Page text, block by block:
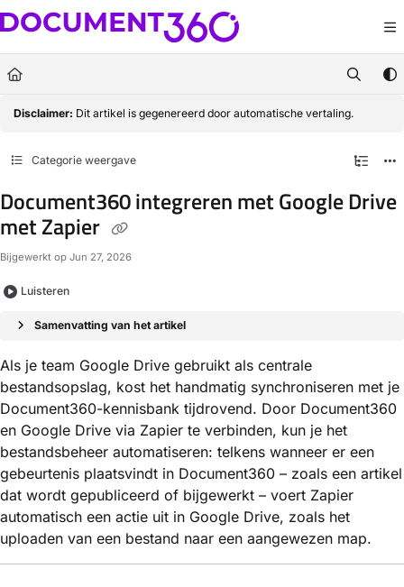
Documentation Index
Fetch the complete documentation index at:https://docs.document360.com/
Use this file to discover all available pages before exploring further.
Disclaimer: Dit artikel is gegenereerd door automatische vertaling.
Categorie weergave
Document360 integreren met Google Drive
met Zapier
Bijgewerkt op Jun 27, 2026
Luisteren
Samenvatting van het artikel
Als je team Google Drive gebruikt als centrale
bestandsopslag, kost het handmatig synchroniseren met je
Document360-kennisbank tijdrovend. Door Document360
en Google Drive via Zapier te verbinden, kun je het
bestandsbeheer automatiseren: telkens wanneer er een
gebeurtenis plaatsvindt in Document360 – zoals een artikel
dat wordt gepubliceerd of bijgewerkt – voert Zapier
automatisch een actie uit in Google Drive, zoals het
uploaden van een bestand naar een aangewezen map.